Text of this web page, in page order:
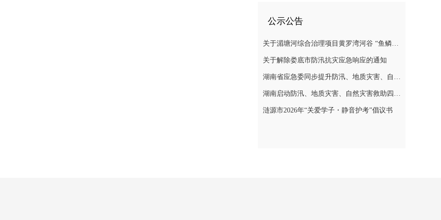
公示公告
关于湄塘河综合治理项目黄罗湾河谷 “鱼鳞坝”区域不对外开放的公告
关于解除娄底市防汛抗灾应急响应的通知
湖南省应急委同步提升防汛、地质灾害、自然灾害救助应急响应至三级
湖南启动防汛、地质灾害、自然灾害救助四级应急响应
涟源市2026年“关爱学子・静音护考”倡议书